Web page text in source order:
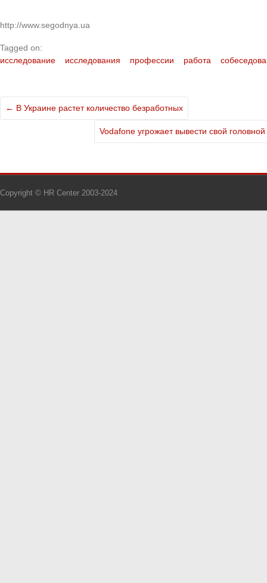
http://www.segodnya.ua
Tagged on:
исследование
исследования профессии работа
← В Украине растет количество безработных
Vodafone угрожает вывести свой
Copyright © HR Center 2003-2024